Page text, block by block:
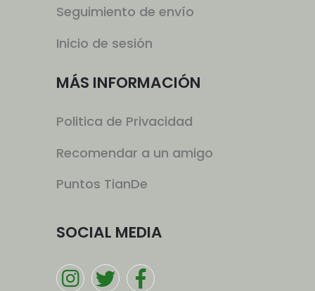
Seguimiento de envío
Inicio de sesión
MÁS INFORMACIÓN
Politica de Privacidad
Recomendar a un amigo
Puntos TianDe
SOCIAL MEDIA